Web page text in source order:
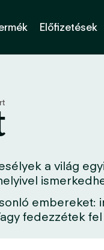
Előfizetések
a világ
embereket:
fedezzétek